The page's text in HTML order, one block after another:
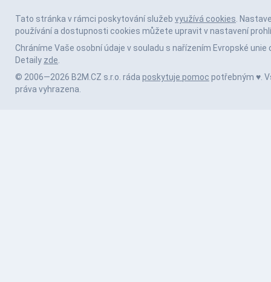
Tato stránka v rámci poskytování služeb využívá cookies .
používání a dostupnosti cookies můžete upravit v nastavení
Chráníme Vaše osobní údaje v souladu s nařízením Evropské unie
Detaily zde
© 2006—2026 B2M.CZ s.r.o. ráda poskytuje pomoc potřebným ♥️.
práva vyhrazena.